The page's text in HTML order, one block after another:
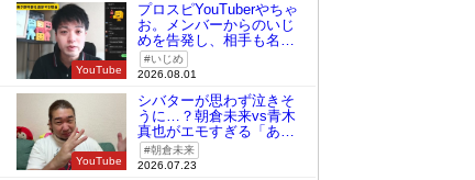
YouTube
プロスピYouTuberやちゃ
お。メンバーからのいじ
めを告発し、相手も名指
しで批判
いじめ
2026.08.01
YouTube
シバターが思わず泣きそ
うに…？朝倉未来vs青木
真也がエモすぎる「あの
時の桜庭和志は今の青木
真也」
朝倉未来
2026.07.23